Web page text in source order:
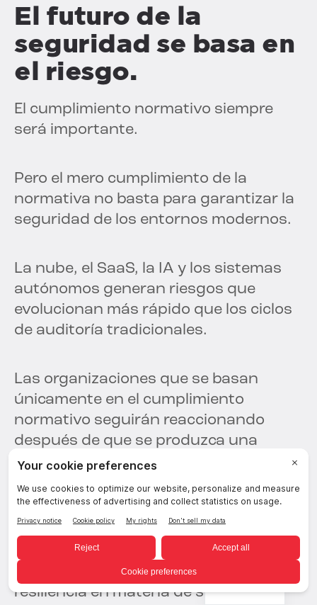
El futuro de la
seguridad se basa en
el riesgo.
El cumplimiento normativo siempre
será importante.
Pero el mero cumplimiento de la
normativa no basta para garantizar la
seguridad de los entornos modernos.
La nube, el SaaS, la IA y los sistemas
autónomos generan riesgos que
evolucionan más rápido que los ciclos
de auditoría tradicionales.
Las organizaciones que se basan
únicamente en el cumplimiento
normativo seguirán reaccionando
después de que se produzca una
exposición al riesgo.
Las organizaciones que priorizan la
gobernanza del acceso y la reducción
de la exposición lograrán una mayor
resiliencia en materia de seguridad.
Spanish